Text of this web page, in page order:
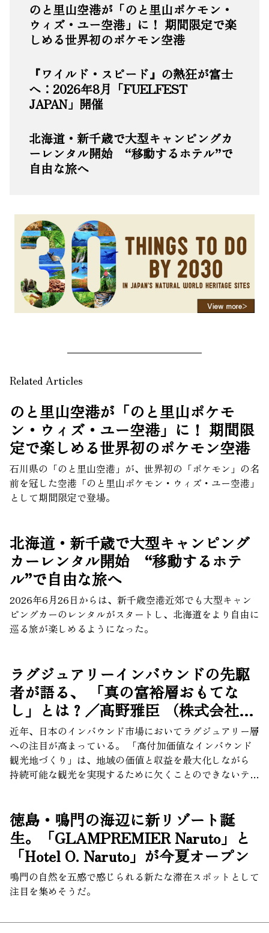
のと里山空港が「のと里山ポケモン・
ウィズ・ユー空港」に！ 期間限定で楽
しめる世界初のポケモン空港
『ワイルド・スピード』の熱狂が富士
へ：2026年8月「FUELFEST
JAPAN」開催
北海道・新千歳で大型キャンピングカ
ーレンタル開始 “移動するホテル”で
自由な旅へ
Related Articles
のと里山空港が「のと里山ポケモ
ン・ウィズ・ユー空港」に！ 期間限
定で楽しめる世界初のポケモン空港
石川県の「のと里山空港」が、世界初の「ポケモン」の名
前を冠した空港「のと里山ポケモン・ウィズ・ユー空港」
として期間限定で登場。
北海道・新千歳で大型キャンピング
カーレンタル開始 “移動するホテ
ル”で自由な旅へ
2026年6月26日からは、新千歳空港近郊でも大型キャン
ピングカーのレンタルがスタートし、北海道をより自由に
巡る旅が楽しめるようになった。
ラグジュアリーインバウンドの先駆
者が語る、 「真の富裕層おもてな
し」とは？／髙野雅臣 （株式会社ク
リル・プリヴェ Founder & CEO）イ
ンタビュー
近年、日本のインバウンド市場においてラグジュアリー層
への注目が高まっている。 「高付加価値なインバウンド
観光地づくり」は、地域の価値と収益を最大化しながら
持続可能な観光を実現するために欠くことのできないテー
して、個人のニーズに合わせたテーラーメイドのラグジュ
アリートラベルプログラムを提供する株式会社クリル・プ
リヴェの高野雅臣氏に聞いた。
徳島・鳴門の海辺に新リゾート誕
生。「GLAMPREMIER Naruto」と
「Hotel O. Naruto」が今夏オープン
鳴門の自然を五感で感じられる新たな滞在スポットとして
注目を集めそうだ。